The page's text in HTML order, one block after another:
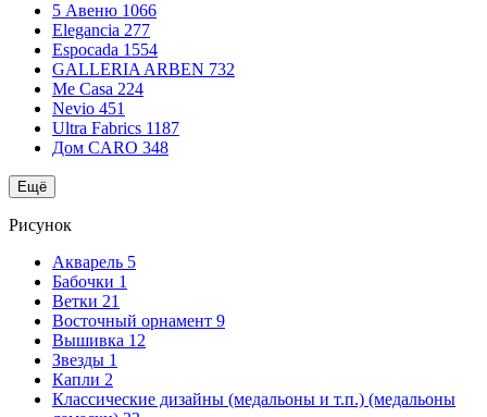
5 Авеню 1066
Elegancia 277
Espocada 1554
GALLERIA ARBEN 732
Me Casa 224
Nevio 451
Ultra Fabrics 1187
Дом CARO 348
Ещё
Рисунок
Акварель 5
Бабочки 1
Ветки 21
Восточный орнамент 9
Вышивка 12
Звезды 1
Капли 2
Классические дизайны (медальоны и т.п.) (медальоны